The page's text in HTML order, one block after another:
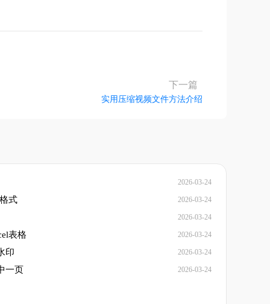
下一篇
实用压缩视频文件方法介绍
2026-03-24
式 2026-03-24
2026-03-24
表格 2026-03-24
印 2026-03-24
一页 2026-03-24